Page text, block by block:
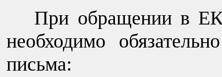
При обращении в
необходимо
письма: